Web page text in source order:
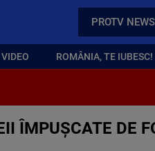
PROTV
VIDEO ROMÂNIA, TE IUBESC!
ÎMPUȘCATE DE